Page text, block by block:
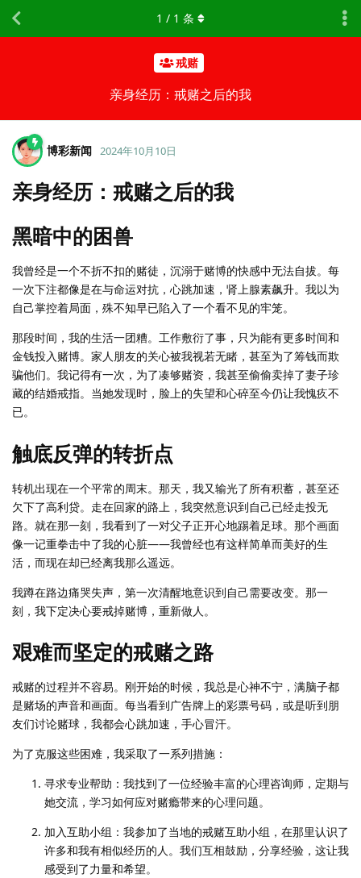
戒赌
亲身经历：戒赌之后的我
1 / 1 条
博彩新闻 2024年10月10日
亲身经历：戒赌之后的我
黑暗中的困兽
我曾经是一个不折不扣的赌徒，沉溺于赌博的快感中无法自拔。每
一次下注都像是在与命运对抗，心跳加速，肾上腺素飙升。我以为
自己掌控着局面，殊不知早已陷入了一个看不见的牢笼。
那段时间，我的生活一团糟。工作敷衍了事，只为能有更多时间和
金钱投入赌博。家人朋友的关心被我视若无睹，甚至为了筹钱而欺
骗他们。我记得有一次，为了凑够赌资，我甚至偷偷卖掉了妻子珍
藏的结婚戒指。当她发现时，脸上的失望和心碎至今仍让我愧疚不
已。
触底反弹的转折点
转机出现在一个平常的周末。那天，我又输光了所有积蓄，甚至还
欠下了高利贷。走在回家的路上，我突然意识到自己已经走投无
路。就在那一刻，我看到了一对父子正开心地踢着足球。那个画面
像一记重拳击中了我的心脏——我曾经也有这样简单而美好的生
活，而现在却已经离我那么遥远。
我蹲在路边痛哭失声，第一次清醒地意识到自己需要改变。那一
刻，我下定决心要戒掉赌博，重新做人。
艰难而坚定的戒赌之路
戒赌的过程并不容易。刚开始的时候，我总是心神不宁，满脑子都
是赌场的声音和画面。每当看到广告牌上的彩票号码，或是听到朋
友们讨论赌球，我都会心跳加速，手心冒汗。
为了克服这些困难，我采取了一系列措施：
寻求专业帮助：我找到了一位经验丰富的心理咨询师，定期与
她交流，学习如何应对赌瘾带来的心理问题。
加入互助小组：我参加了当地的戒赌互助小组，在那里认识了
许多和我有相似经历的人。我们互相鼓励，分享经验，这让我
感受到了力量和希望。